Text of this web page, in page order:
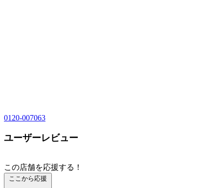
0120-007063
ユーザーレビュー
この店舗を応援する！
ここから応援